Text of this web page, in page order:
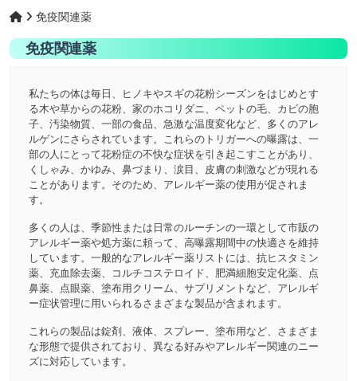
免疫関連薬
免疫関連薬
私たちの体は毎日、ヒノキやスギの花粉シーズンをはじめとす
る木や草からの花粉、家のホコリダニ、ペットの毛、カビの胞
子、汚染物質、一部の食品、急激な温度変化など、多くのアレ
ルゲンにさらされています。これらのトリガーへの曝露は、一
部の人にとって花粉症の不快な症状を引き起こすことがあり、
くしゃみ、かゆみ、鼻づまり、涙目、皮膚の刺激などが現れる
ことがあります。そのため、アレルギー薬の使用が促されま
す。
多くの人は、季節性または日常のルーチンの一環として市販の
アレルギー薬や処方薬に頼って、高曝露期間中の快適さを維持
しています。一般的なアレルギー薬リストには、抗ヒスタミン
薬、充血除去薬、コルチコステロイド、肥満細胞安定化薬、点
鼻薬、点眼薬、塗布用クリーム、サプリメントなど、アレルギ
ー症状管理に用いられるさまざまな製品が含まれます。
これらの製品は錠剤、液体、スプレー、塗布用など、さまざま
な形態で提供されており、異なる好みやアレルギー関連のニー
ズに対応しています。